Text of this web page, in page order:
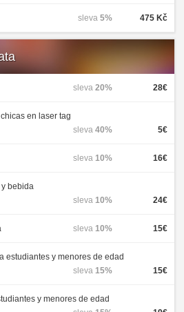
475 Kč
sleva 5%
28€
sleva 20%
en laser tag
5€
sleva 40%
16€
sleva 10%
bebida
24€
sleva 10%
15€
sleva 10%
estudiantes y menores de edad
15€
sleva 15%
y menores de edad